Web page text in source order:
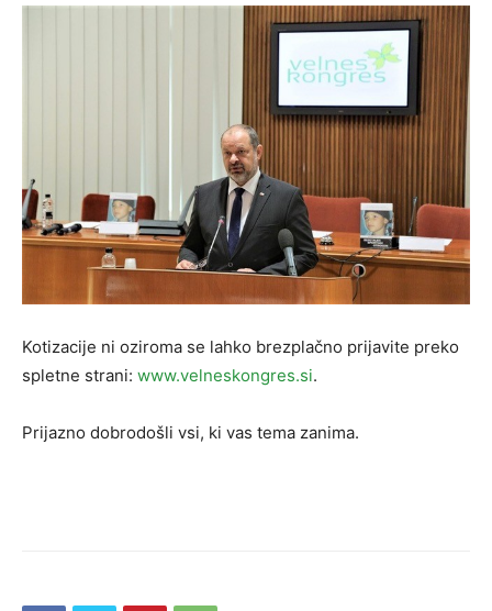
Kotizacije ni oziroma se lahko brezplačno prijavite preko
spletne strani: www.velneskongres.si.
Prijazno dobrodošli vsi, ki vas tema zanima.